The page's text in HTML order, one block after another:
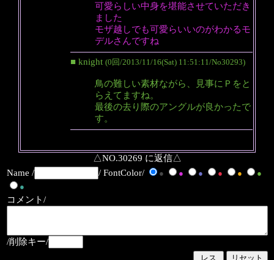
可愛らしい中身を堪能させていただき
ました
モザ越しでも可愛らいいのがわかるモ
デルさんですね
■ knight (0回/2013/11/16(Sat) 11:51:11/No30293)
鳥の難しい素材ながら、見事にＰをと
らえてますね。
最後の去り際のアングルが良かったで
す。
△NO.30269 に返信△
Name /
/ FontColor/ ● ● ● ● ●
●
●
コメント/
/削除キー/